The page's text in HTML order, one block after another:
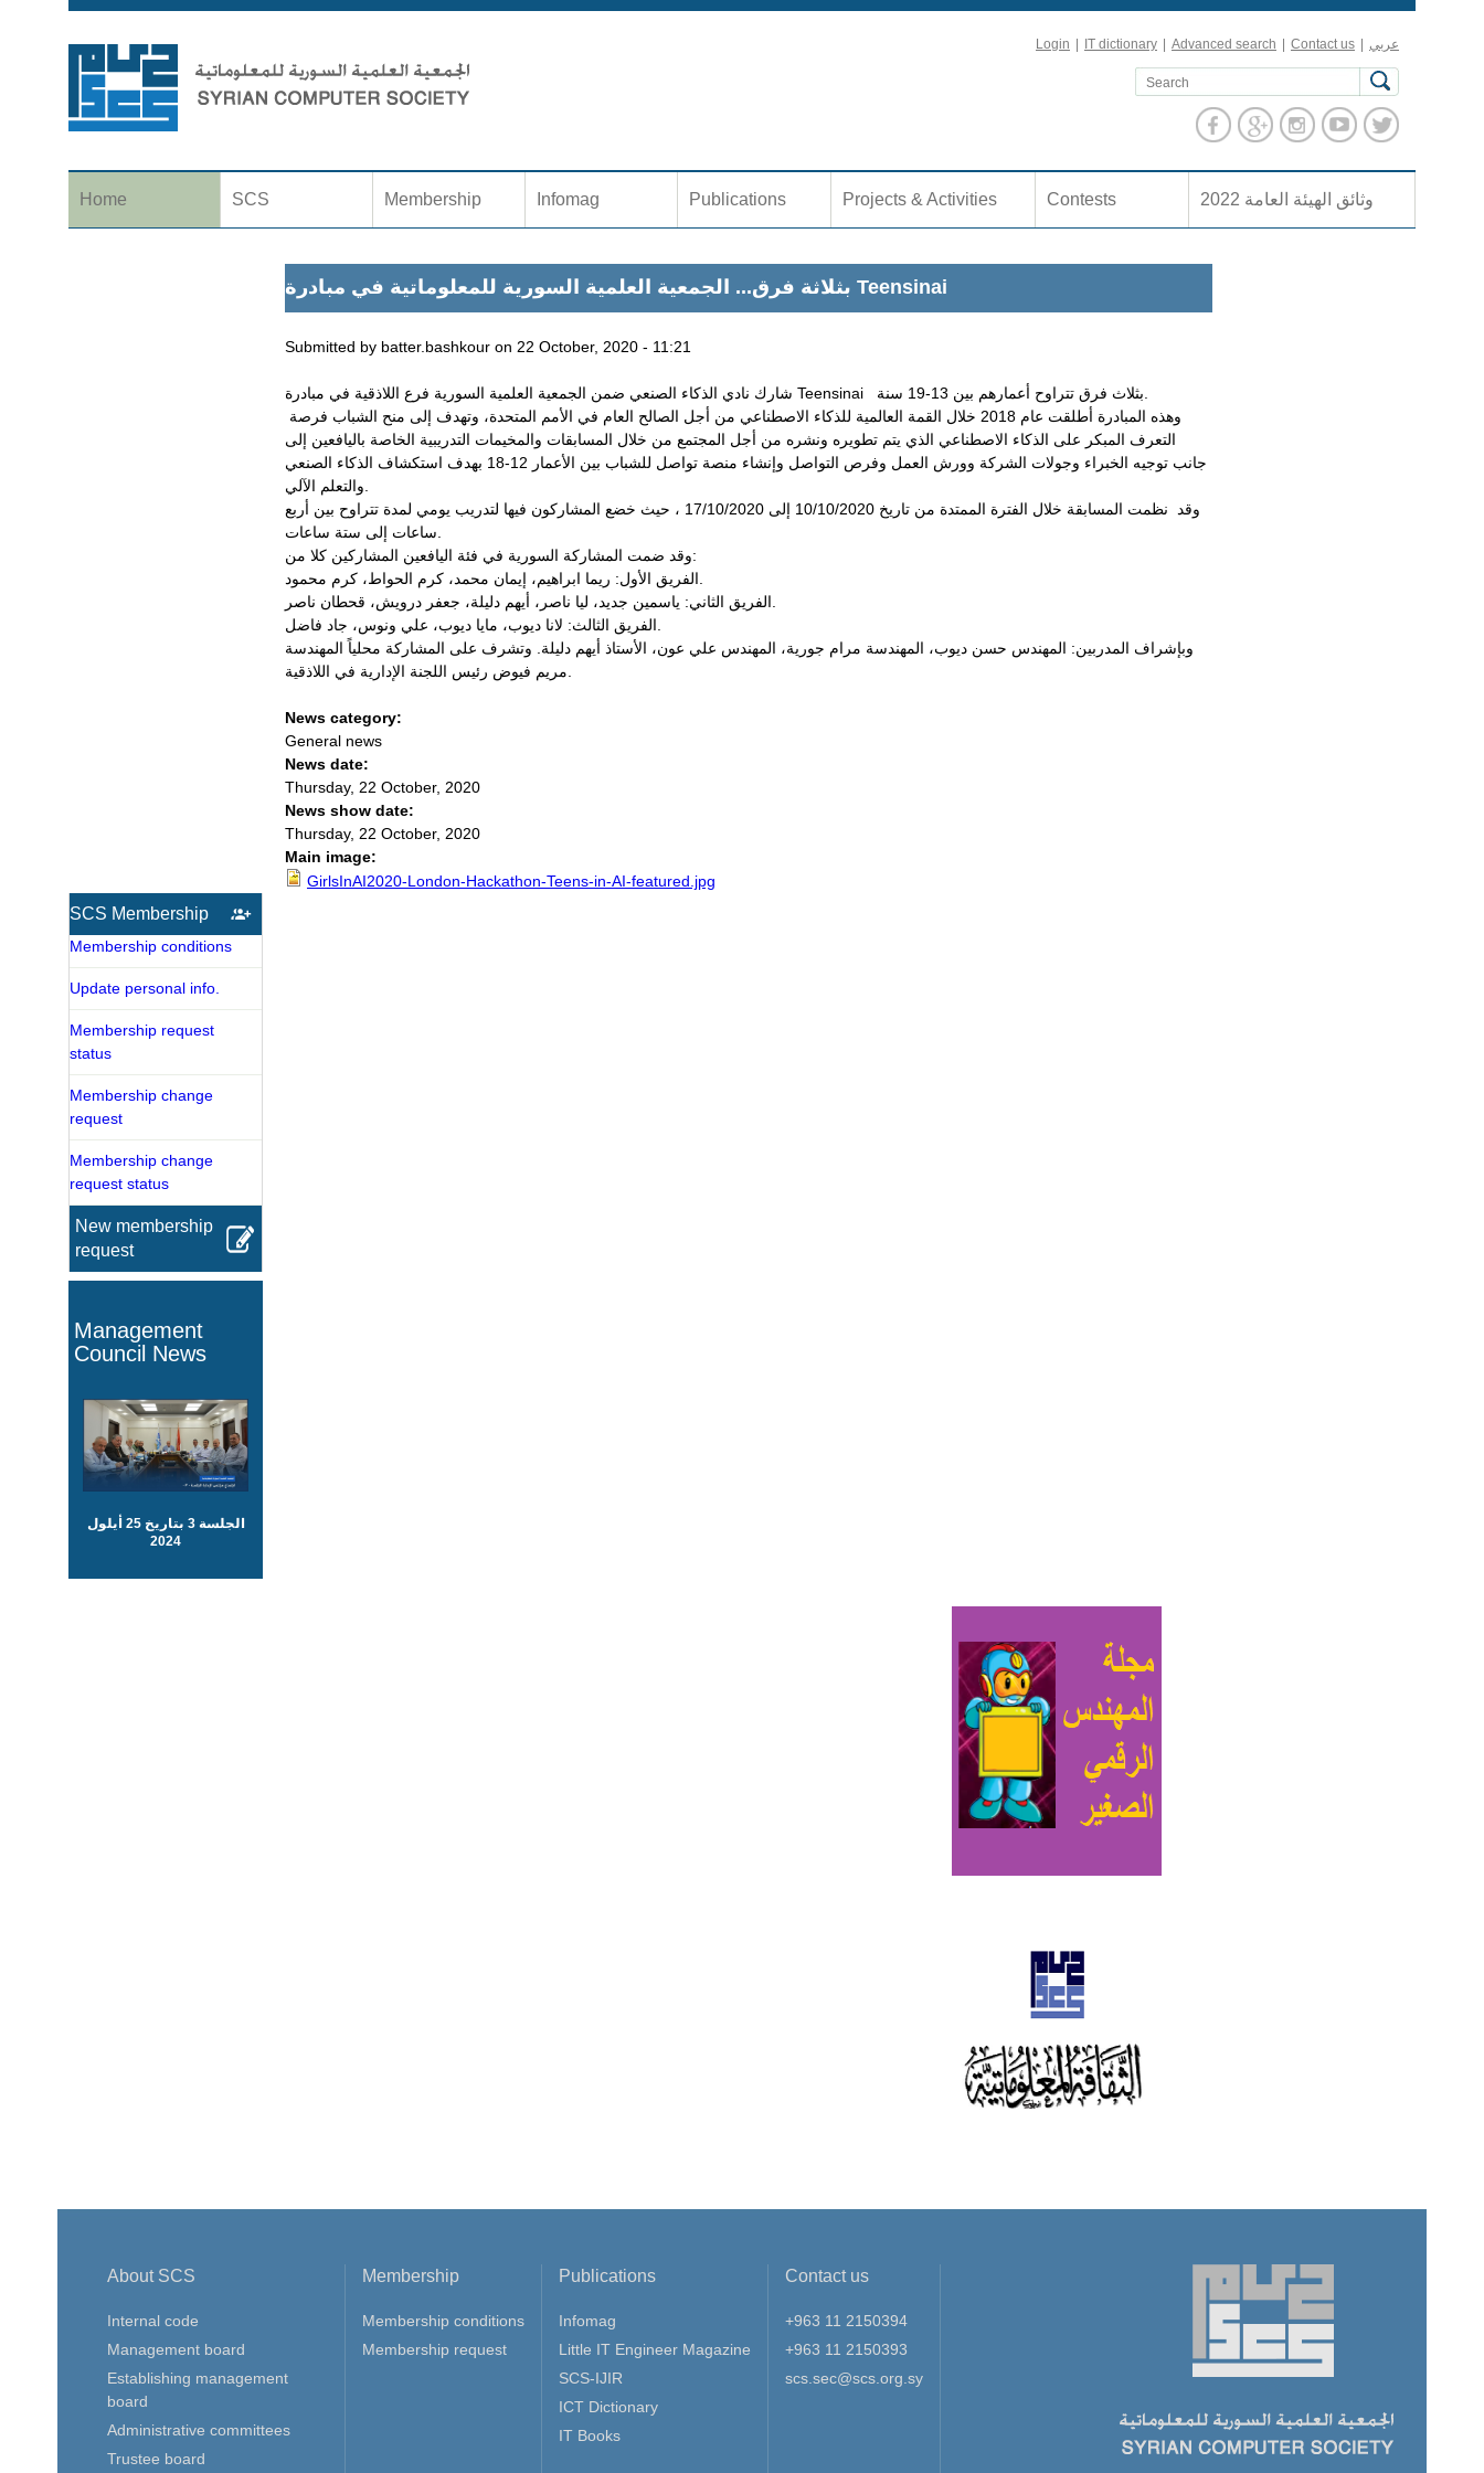
Jump to navigation
Login IT dictionary Advanced search Contact us عربي
Home SCS Membership Infomag Publications Projects & Activities Contests وثائق الهيئة العامة 2022
بثلاثة فرق... الجمعية العلمية السورية للمعلوماتية في مبادرة Teensinai
Submitted by batter.bashkour on 22 October, 2020 - 11:21
التعرف المبكر على الذكاء الاصطناعي الذي يتم تطويره ونشره من أجل المجتمع من خلال المسابقات والمخيمات التدريبية الخاصة باليافعين إلى
جانب توجيه الخبراء وجولات الشركة وورش العمل وفرص التواصل وإنشاء منصة تواصل للشباب بين الأعمار 12-18 بهدف استكشاف الذكاء الصنعي
وقد نظمت المسابقة خلال الفترة الممتدة من تاريخ 10/10/2020 إلى 17/10/2020 ، حيث خضع المشاركون فيها لتدريب يومي لمدة تتراوح بين أربع
وقد ضمت المشاركة السورية في فئة اليافعين المشاركين كلا من:
وبإشراف المدربين: المهندس حسن ديوب، المهندسة مرام جورية، المهندس علي عون، الأستاذ أيهم دليلة. وتشرف على المشاركة محلياً المهندسة
News category:
General news
News date:
Thursday, 22 October, 2020
News show date:
Thursday, 22 October, 2020
Main image:
GirlsInAI2020-London-Hackathon-Teens-in-AI-featured.jpg
SCS Membership
Membership conditions
Update personal info.
Membership request
status
Membership change
request
Membership change
request status
New membership
request
Management
Council News
الجلسة 3 بتاريخ 25 أيلول
2024
About SCS
Internal code
Management board
Establishing management
board
Administrative committees
Trustee board
Membership
Membership conditions
Membership request
Publications
Infomag
Little IT Engineer Magazine
SCS-IJIR
ICT Dictionary
IT Books
Contact us
+963 11 2150394
+963 11 2150393
scs.sec@scs.org.sy